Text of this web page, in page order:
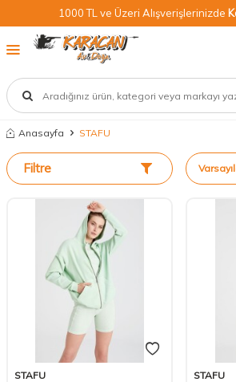
1000 TL ve Üzeri Alışverişlerinizde
Anasayfa STAFU
Filtre
STAFU
STAFU